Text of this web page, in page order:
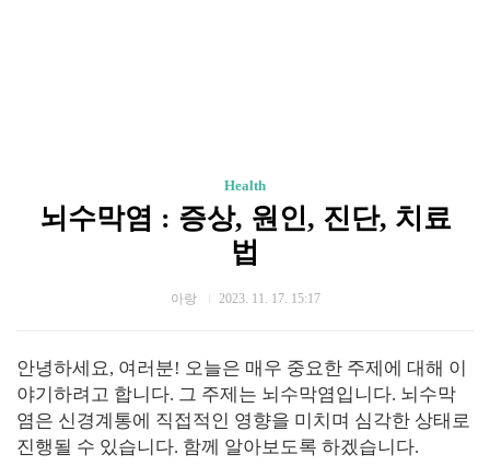
Health
뇌수막염 : 증상, 원인, 진단, 치료
법
아랑 2023. 11. 17. 15:17
안녕하세요, 여러분! 오늘은 매우 중요한 주제에 대해 이
야기하려고 합니다. 그 주제는 뇌수막염입니다. 뇌수막
염은 신경계통에 직접적인 영향을 미치며 심각한 상태로
진행될 수 있습니다. 함께 알아보도록 하겠습니다.